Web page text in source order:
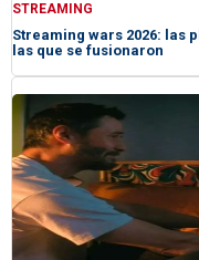
STREAMING
Streaming wars 2026: las
las que se fusionaron